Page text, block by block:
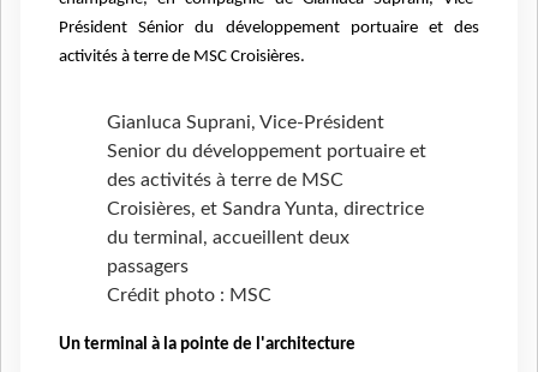
Président Sénior du développement portuaire et des
activités à terre de MSC Croisières.
Gianluca Suprani, Vice-Président
Senior du développement portuaire et
des activités à terre de MSC
Croisières, et Sandra Yunta, directrice
du terminal, accueillent deux
passagers
Crédit photo : MSC
Un terminal à la pointe de l'architecture